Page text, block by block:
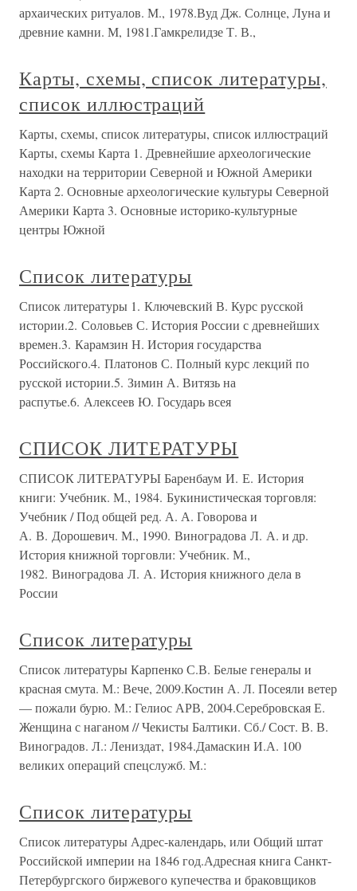
архаиче­ских ритуалов. М., 1978.Вуд Дж. Солнце, Луна и
древние камни. М, 1981.Гамкрелидзе Т. В.,
Карты, схемы, список литературы,
список иллюстраций
Карты, схемы, список литературы, список иллюстраций
Карты, схемы Карта 1. Древнейшие археологические
находки на территории Северной и Южной Америки
Карта 2. Основные археологические культуры Северной
Америки Карта 3. Основные историко-культурные
центры Южной
Список литературы
Список литературы 1. Ключевский В. Курс русской
истории.2. Соловьев С. История России с древнейших
времен.3. Карамзин Н. История государства
Российского.4. Платонов С. Полный курс лекций по
русской истории.5. Зимин А. Витязь на
распутье.6. Алексеев Ю. Государь всея
СПИСОК ЛИТЕРАТУРЫ
СПИСОК ЛИТЕРАТУРЫ Баренбаум И. Е. История
книги: Учебник. М., 1984. Букинистическая торговля:
Учебник / Под общей ред. А. А. Говорова и
А. В. Дорошевич. М., 1990. Виноградова Л. А. и др.
История книжной торговли: Учебник. М.,
1982. Виноградова Л. А. История книжного дела в
России
Список литературы
Список литературы Карпенко С.В. Белые генералы и
красная смута. М.: Вече, 2009.Костин А. Л. Посеяли ветер
— пожали бурю. М.: Гелиос АРВ, 2004.Серебровская Е.
Женщина с наганом // Чекисты Балтики. Сб./ Сост. В. В.
Виноградов. Л.: Лениздат, 1984.Дамаскин И.А. 100
великих операций спецслужб. М.:
Список литературы
Список литературы Адрес-календарь, или Общий штат
Российской империи на 1846 год.Адресная книга Санкт-
Петербургского биржевого купечества и браковщиков